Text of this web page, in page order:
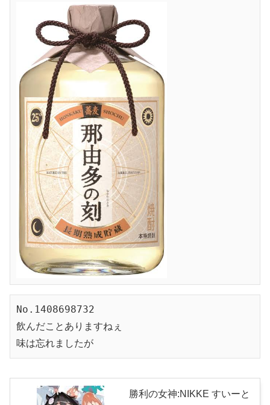
No.1408698732
飲んだことありますねぇ
味は忘れましたが
勝利の女神:NIKKE すいーと